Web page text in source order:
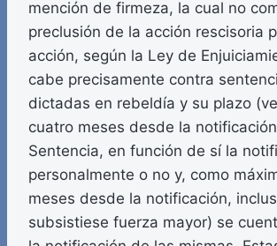
mención de firmeza, la cual no
preclusión de la acción rescisoria
acción, según la Ley de
cabe precisamente contra
dictadas en rebeldía y su plazo
cuatro meses desde la
Sentencia, en función de sí la
personalmente o no y, como
meses desde la notificación,
subsistiese fuerza mayor) se